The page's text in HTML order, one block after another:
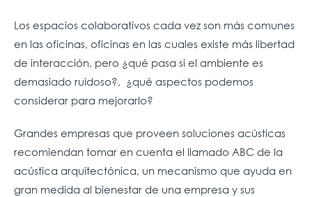
Los espacios colaborativos cada vez son más comunes
en las oficinas, oficinas en las cuales existe más libertad
de interacción, pero ¿qué pasa si el ambiente es
demasiado ruidoso?, ¿qué aspectos podemos
considerar para mejorarlo?
Grandes empresas que proveen soluciones acústicas
recomiendan tomar en cuenta el llamado ABC de la
acústica arquitectónica, un mecanismo que ayuda en
gran medida al bienestar de una empresa y sus